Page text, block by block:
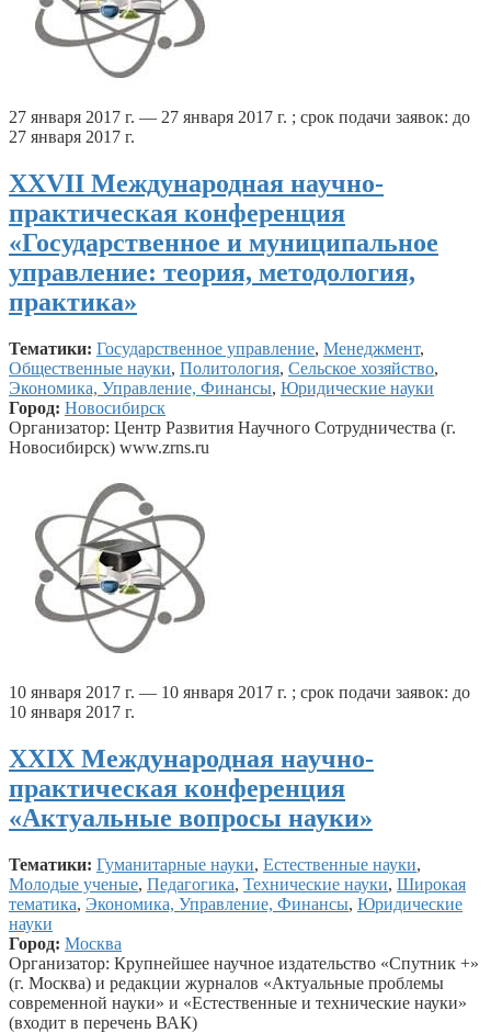
27 января 2017 г. — 27 января 2017 г. ; срок подачи заявок: до
27 января 2017 г.
ХXVII Международная научно-
практическая конференция
«Государственное и муниципальное
управление: теория, методология,
практика»
Тематики: Государственное управление, Менеджмент,
Общественные науки, Политология, Сельское хозяйство,
Экономика, Управление, Финансы, Юридические науки
Город: Новосибирск
Организатор: Центр Развития Научного Сотрудничества (г.
Новосибирск) www.zrns.ru
10 января 2017 г. — 10 января 2017 г. ; срок подачи заявок: до
10 января 2017 г.
XXIX Международная научно-
практическая конференция
«Актуальные вопросы науки»
Тематики: Гуманитарные науки, Естественные науки,
Молодые ученые, Педагогика, Технические науки, Широкая
тематика, Экономика, Управление, Финансы, Юридические
науки
Город: Москва
Организатор: Крупнейшее научное издательство «Спутник +»
(г. Москва) и редакции журналов «Актуальные проблемы
современной науки» и «Естественные и технические науки»
(входит в перечень ВАК)